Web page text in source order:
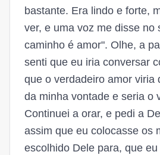
bastante. Era lindo e forte,
ver, e uma voz me disse no
caminho é amor". Olhe, a
senti que eu iria conversar
que o verdadeiro amor viria
da minha vontade e seria o
Continuei a orar, e pedi a
assim que eu colocasse os
escolhido Dele para, que